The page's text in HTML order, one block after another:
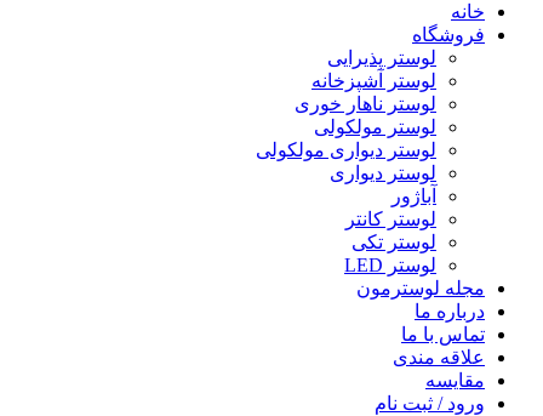
خانه
فروشگاه
لوستر پذیرایی
لوستر آشپزخانه
لوستر ناهار خوری
لوستر مولکولی
لوستر دیواری مولکولی
لوستر دیواری
آباژور
لوستر کانتر
لوستر تکی
لوستر LED
مجله لوسترمون
درباره ما
تماس با ما
علاقه مندی
مقایسه
ورود / ثبت نام